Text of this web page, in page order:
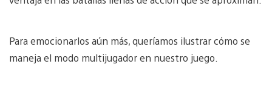
Para emocionarlos aún más, queríamos ilustrar cómo se
maneja el modo multijugador en nuestro juego.